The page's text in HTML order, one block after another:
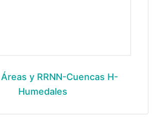
y RRNN-Cuencas H-
Humedales